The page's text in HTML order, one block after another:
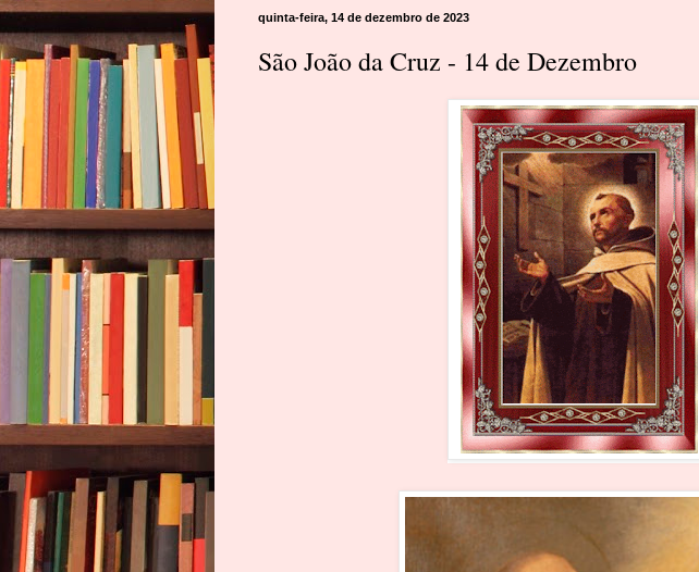
quinta-feira, 14 de dezembro de 2023
São João da Cruz - 14 de Dezembro